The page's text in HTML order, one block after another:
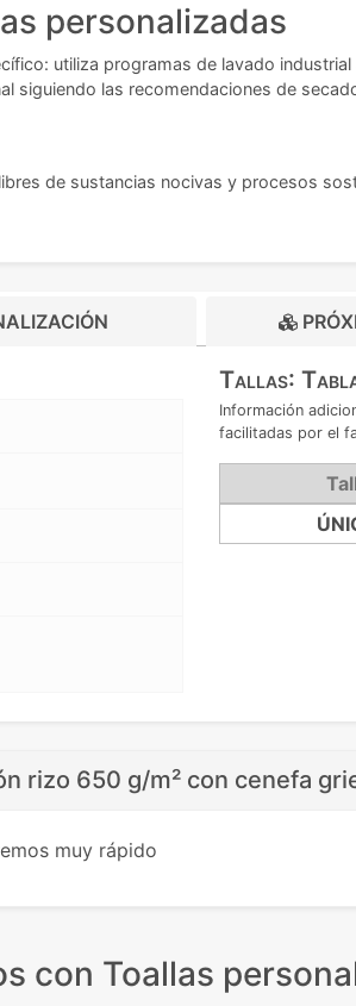
personalizadas
utiliza programas de lavado
siguiendo las recomendaciones de
de sustancias nocivas y procesos
Tallas:
Información
facilitadas por el
rizo 650 g/m² con cenefa
muy rápido
con Toallas